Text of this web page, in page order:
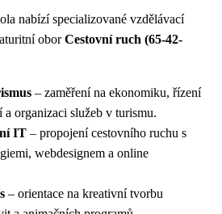
nabízí specializované vzdělávací
oborCestovní ruch (65-42-
– zaměření na ekonomiku, řízení
a organizaci služeb v turismu.
IT – propojení cestovního ruchu s
webdesignem a online
– orientace na kreativní tvorbu